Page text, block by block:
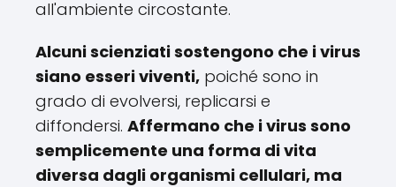
all'ambiente circostante.
Alcuni scienziati sostengono che i virus
siano esseri viventi, poiché sono in
grado di evolversi, replicarsi e
diffondersi. Affermano che i virus sono
semplicemente una forma di vita
diversa dagli organismi cellulari, ma